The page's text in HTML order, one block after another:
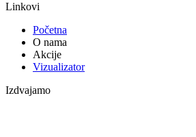
Linkovi
Početna
O nama
Akcije
Vizualizator
Izdvajamo